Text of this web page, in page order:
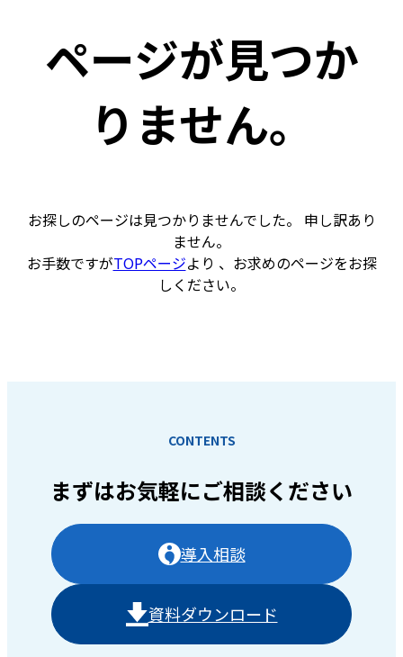
ページが見つか
りません。
お探しのページは見つかりませんでした。 申し訳あり
ません。
お手数ですがTOPページより 、お求めのページをお探
しください。
CONTENTS
まずはお気軽にご相談ください
導入相談
資料ダウンロード